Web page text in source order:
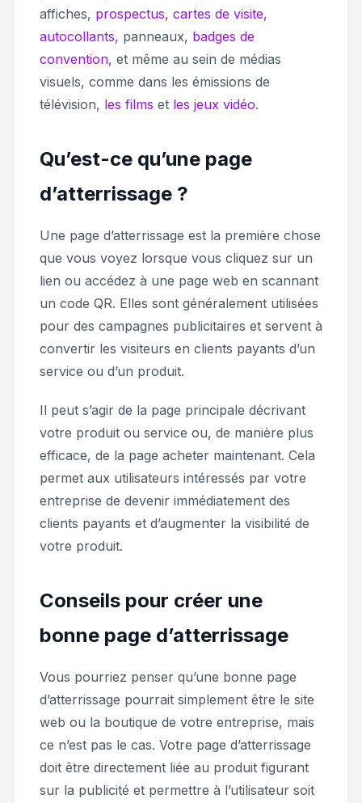
affiches, prospectus, cartes de visite,
autocollants, panneaux, badges de
convention, et même au sein de médias
visuels, comme dans les émissions de
télévision, les films et les jeux vidéo.
Qu’est-ce qu’une page
d’atterrissage ?
Une page d’atterrissage est la première chose
que vous voyez lorsque vous cliquez sur un
lien ou accédez à une page web en scannant
un code QR. Elles sont généralement utilisées
pour des campagnes publicitaires et servent à
convertir les visiteurs en clients payants d’un
service ou d’un produit.
Il peut s’agir de la page principale décrivant
votre produit ou service ou, de manière plus
efficace, de la page acheter maintenant. Cela
permet aux utilisateurs intéressés par votre
entreprise de devenir immédiatement des
clients payants et d’augmenter la visibilité de
votre produit.
Conseils pour créer une
bonne page d’atterrissage
Vous pourriez penser qu’une bonne page
d’atterrissage pourrait simplement être le site
web ou la boutique de votre entreprise, mais
ce n’est pas le cas. Votre page d’atterrissage
doit être directement liée au produit figurant
sur la publicité et permettre à l’utilisateur soit